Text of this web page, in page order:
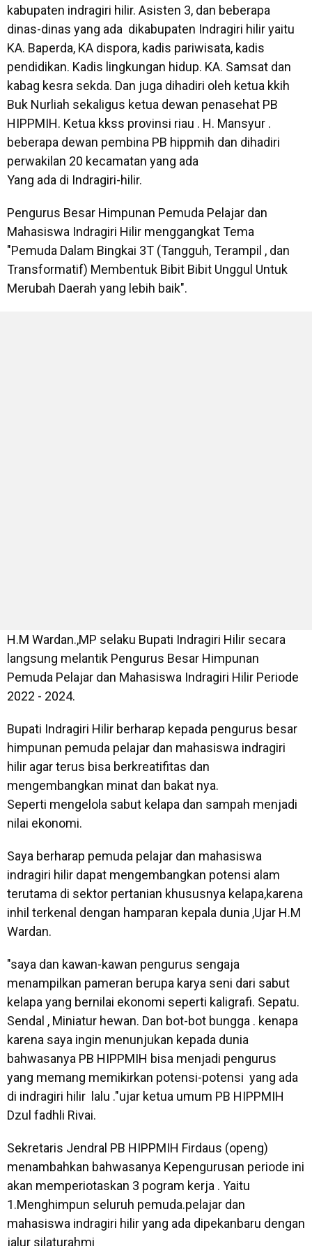
kabupaten indragiri hilir. Asisten 3, dan beberapa
dinas-dinas yang ada dikabupaten Indragiri hilir yaitu
KA. Baperda, KA dispora, kadis pariwisata, kadis
pendidikan. Kadis lingkungan hidup. KA. Samsat dan
kabag kesra sekda. Dan juga dihadiri oleh ketua kkih
Buk Nurliah sekaligus ketua dewan penasehat PB
HIPPMIH. Ketua kkss provinsi riau . H. Mansyur .
beberapa dewan pembina PB hippmih dan dihadiri
perwakilan 20 kecamatan yang ada
Yang ada di Indragiri-hilir.
Pengurus Besar Himpunan Pemuda Pelajar dan
Mahasiswa Indragiri Hilir menggangkat Tema
"Pemuda Dalam Bingkai 3T (Tangguh, Terampil , dan
Transformatif) Membentuk Bibit Bibit Unggul Untuk
Merubah Daerah yang lebih baik".
H.M Wardan.,MP selaku Bupati Indragiri Hilir secara
langsung melantik Pengurus Besar Himpunan
Pemuda Pelajar dan Mahasiswa Indragiri Hilir Periode
2022 - 2024.
Bupati Indragiri Hilir berharap kepada pengurus besar
himpunan pemuda pelajar dan mahasiswa indragiri
hilir agar terus bisa berkreatifitas dan
mengembangkan minat dan bakat nya.
Seperti mengelola sabut kelapa dan sampah menjadi
nilai ekonomi.
Saya berharap pemuda pelajar dan mahasiswa
indragiri hilir dapat mengembangkan potensi alam
terutama di sektor pertanian khususnya kelapa,karena
inhil terkenal dengan hamparan kepala dunia ,Ujar H.M
Wardan.
"saya dan kawan-kawan pengurus sengaja
menampilkan pameran berupa karya seni dari sabut
kelapa yang bernilai ekonomi seperti kaligrafi. Sepatu.
Sendal , Miniatur hewan. Dan bot-bot bungga . kenapa
karena saya ingin menunjukan kepada dunia
bahwasanya PB HIPPMIH bisa menjadi pengurus
yang memang memikirkan potensi-potensi yang ada
di indragiri hilir lalu ."ujar ketua umum PB HIPPMIH
Dzul fadhli Rivai.
Sekretaris Jendral PB HIPPMIH Firdaus (openg)
menambahkan bahwasanya Kepengurusan periode ini
akan memperiotaskan 3 pogram kerja . Yaitu
1.Menghimpun seluruh pemuda.pelajar dan
mahasiswa indragiri hilir yang ada dipekanbaru dengan
jalur silaturahmi